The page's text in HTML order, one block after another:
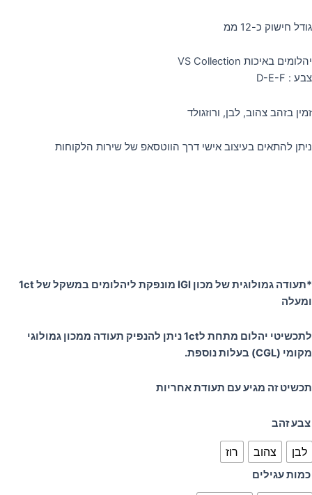
גודל חישוק כ-12 ממ
יהלומים באיכות VS Collection
צבע : D-E-F
זמין בזהב צהוב, לבן, ורוזגולד
ניתן להתאים בעיצוב אישי דרך הווטסאפ של שירות הלקוחות
*תעודה גמולוגית של מכון IGI מונפקת ליהלומים במשקל של 1ct
ומעלה
לתכשיטי יהלום מתחת ל1ct ניתן להנפיק תעודה ממכון גמולוגי
מקומי (CGL) בעלות נוספת.
תכשיט זה מגיע עם תעודת אחריות
צבע זהב
לבן צהוב רוז
כמות עגילים
כמות
של
עגילי
חישוק